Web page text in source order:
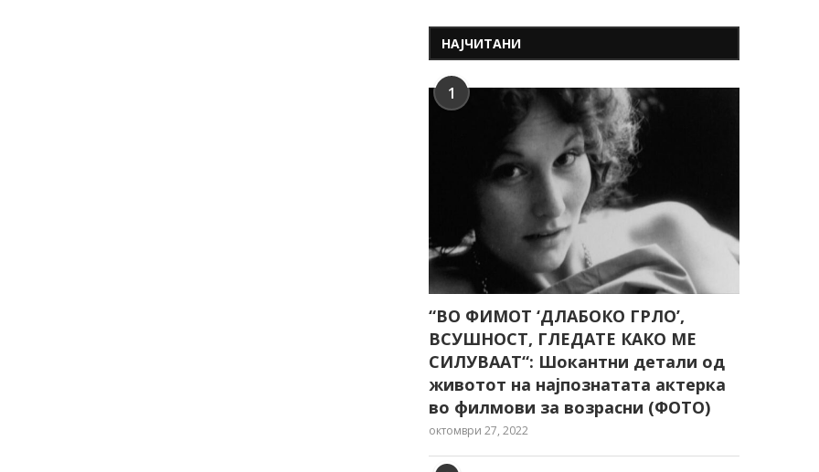
НАЈЧИТАНИ
1
“ВО ФИМОТ ‘ДЛАБОКО ГРЛО’,
ВСУШНОСТ, ГЛЕДАТЕ КАКО МЕ
СИЛУВААТ“: Шокантни детали од
животот на најпознатата актерка
во филмови за возрасни (ФОТО)
октомври 27, 2022